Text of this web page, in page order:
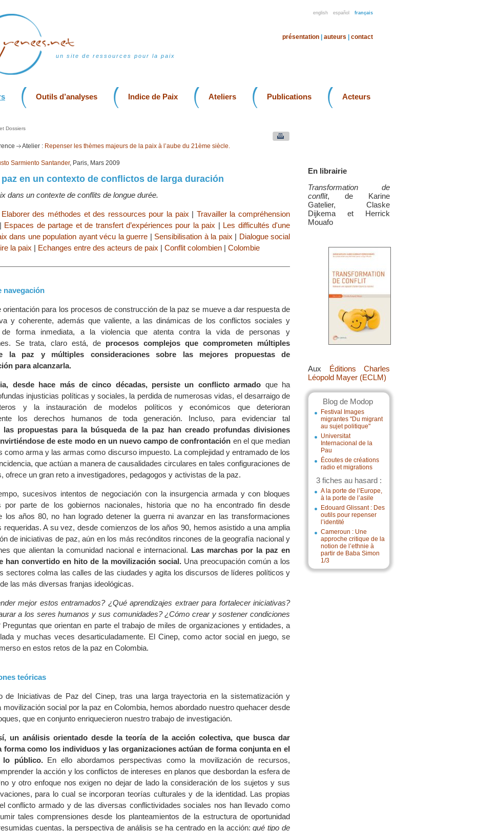
english español français
un site de ressources pour la paix
présentation auteurs contact
Outils d’analyses Indice de Paix Ateliers Publications Acteurs
En librairie
Transformation de
conflit, de Karine
Gatelier, Claske
Dijkema et Herrick
Mouafo
Aux Éditions Charles
Léopold Mayer (ECLM)
Blog de Modop
Festival Images
migrantes "Du migrant
au sujet politique"
Universitat
Internacional de la
Pau
Écoutes de créations
radio et migrations
3 fiches au hasard :
A la porte de l’Europe,
à la porte de l’asile
Edouard Glissant : Des
outils pour repenser
l’identité
Cameroun : Une
approche critique de la
notion de l’ethnie à
partir de Baba Simon
1/3
Dossiers
Atelier : Repenser les thèmes majeurs de la paix à l’aube du 21ème siècle.
Sarmiento Santander, Paris, Mars 2009
paz en un contexto de conflictos de larga duración
dans un contexte de conflits de longue durée.
Elaborer des méthodes et des ressources pour la paix | Travailler la compréhension
| Espaces de partage et de transfert d’expériences pour la paix | Les difficultés d'une
dans une population ayant vécu la guerre | Sensibilisation à la paix | Dialogue social
la paix | Echanges entre des acteurs de paix | Conflit colombien | Colombie
navegación
orientación para los procesos de construcción de la paz se mueve a dar respuesta de
y coherente, además que valiente, a las dinámicas de los conflictos sociales y
forma inmediata, a la violencia que atenta contra la vida de personas y
Se trata, claro está, de procesos complejos que comprometen múltiples
la paz y múltiples consideraciones sobre las mejores propuestas de
para alcanzarla.
desde hace más de cinco décadas, persiste un conflicto armado que ha
injusticias políticas y sociales, la perdida de numerosas vidas, el desarraigo de
y la instauración de modelos políticos y económicos que deterioran
los derechos humanos de toda generación. Incluso, para evidenciar tal
las propuestas para la búsqueda de la paz han creado profundas divisiones
de este modo en un nuevo campo de confrontación en el que median
como arma y las armas como discurso impuesto. La complejidad y entramado de los
que actúan a manera de causalidades circulares en tales configuraciones de
ofrece un gran reto a investigadores, pedagogos y activistas de la paz.
sucesivos intentos de negociación con la insurgencia armada y con bloques
por parte de los gobiernos nacionales, historia que no ha encontrado fin desde
los años 80, no han logrado detener la guerra ni avanzar en las transformaciones
requeridas. A su vez, desde comienzos de los años 90, hemos asistido a una amplia
de iniciativas de paz, aún en los más recónditos rincones de la geografía nacional y
que alientan la comunidad nacional e internacional. Las marchas por la paz en
han convertido en hito de la movilización social.Una preocupación común a los
sectores colma las calles de las ciudades y agita los discursos de líderes políticos y
las más diversas franjas ideológicas.
mejor estos entramados? ¿Qué aprendizajes extraer para fortalecer iniciativas?
a los seres humanos y sus comunidades? ¿Cómo crear y sostener condiciones
Preguntas que orientan en parte el trabajo de miles de organizaciones y entidades, a
y muchas veces desarticuladamente. El Cinep, como actor social en juego, se
en estos retos de la paz en Colombia.
teóricas
de Iniciativas de Paz del Cinep, tras una larga trayectoria en la sistematización y
movilización social por la paz en Colombia, hemos abordado nuestro quehacer desde
que en conjunto enriquecieron nuestro trabajo de investigación.
un análisis orientado desde la teoría de la acción colectiva, que busca dar
forma como los individuos y las organizaciones actúan de forma conjunta en el
lo público.En ello abordamos perspectivas como la movilización de recursos,
la acción y los conflictos de intereses en planos que desbordan la esfera de
y otro enfoque nos exigen no dejar de lado la consideración de los sujetos y sus
para lo cual se incorporan teorías culturales y de la identidad. Las propias
conflicto armado y de las diversas conflictividades sociales nos han llevado como
tales comprensiones desde los planteamientos de la estructura de oportunidad
cuentas, la perspectiva de análisis se ha centrado en la acción:qué tipo de